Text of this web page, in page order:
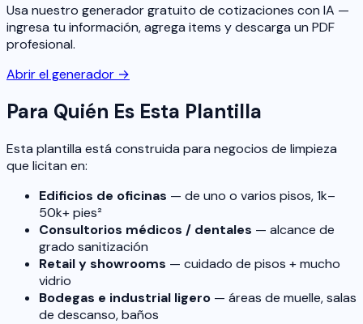
Usa nuestro generador gratuito de cotizaciones con IA —
ingresa tu información, agrega items y descarga un PDF
profesional.
Abrir el generador →
Para Quién Es Esta Plantilla
Esta plantilla está construida para negocios de limpieza
que licitan en:
Edificios de oficinas — de uno o varios pisos, 1k–
50k+ pies²
Consultorios médicos / dentales — alcance de
grado sanitización
Retail y showrooms — cuidado de pisos + mucho
vidrio
Bodegas e industrial ligero — áreas de muelle, salas
de descanso, baños